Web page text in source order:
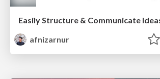
afnizarnur